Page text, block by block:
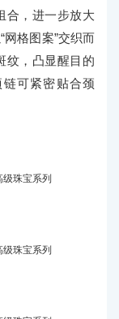
合，进一步放大
格图案”交织而
纹，凸显醒目的
可紧密贴合颈